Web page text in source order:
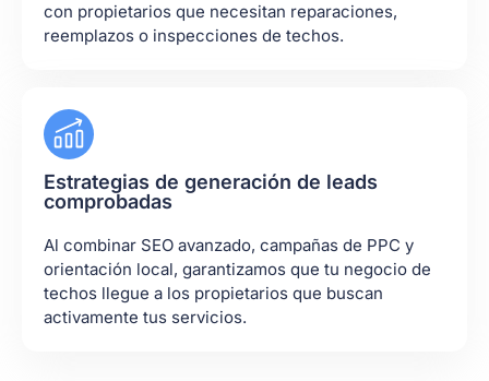
con propietarios que necesitan reparaciones,
reemplazos o inspecciones de techos.
Estrategias de generación de leads
comprobadas
Al combinar SEO avanzado, campañas de PPC y
orientación local, garantizamos que tu negocio de
techos llegue a los propietarios que buscan
activamente tus servicios.